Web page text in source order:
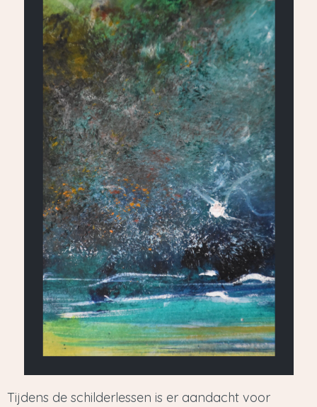
Tijdens de schilderlessen is er aandacht voor